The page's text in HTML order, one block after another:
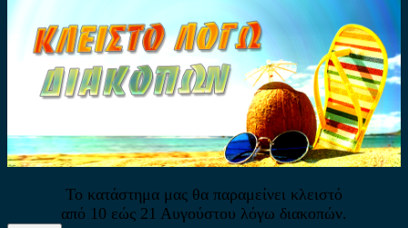
Το κατάστημα μας θα παραμείνει κλειστό
από 10 εώς 21 Αυγούστου λόγω διακοπών.